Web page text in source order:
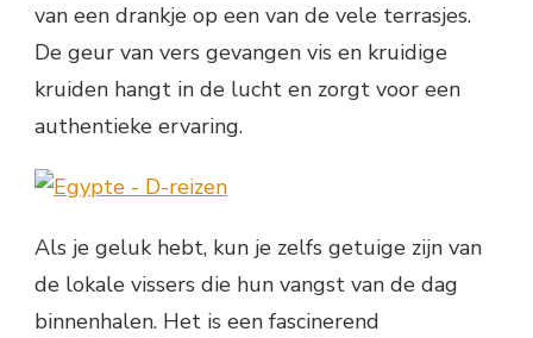
van een drankje op een van de vele terrasjes.
De geur van vers gevangen vis en kruidige
kruiden hangt in de lucht en zorgt voor een
authentieke ervaring.
Als je geluk hebt, kun je zelfs getuige zijn van
de lokale vissers die hun vangst van de dag
binnenhalen. Het is een fascinerend